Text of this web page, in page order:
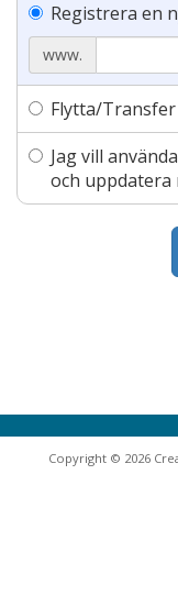
Registrera en
www.
Flytta/
Jag vill
och uppdatera
Copyright © 2026